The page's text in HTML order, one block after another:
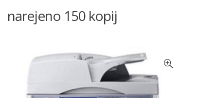
narejeno 150 kopij